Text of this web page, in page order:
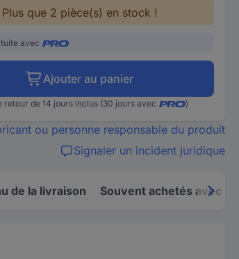
Plus que 2 pièce(s) en stock !
avec
Ajouter au panier
retour de 14 jours inclus (30 jours avec )
ou personne responsable du produit
Signaler un incident juridique
de la livraison Souvent achetés avec